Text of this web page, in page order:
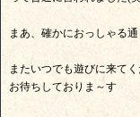
まあ、確かにおっしゃる
またいつでも遊びに来て
お待ちしておりま～す